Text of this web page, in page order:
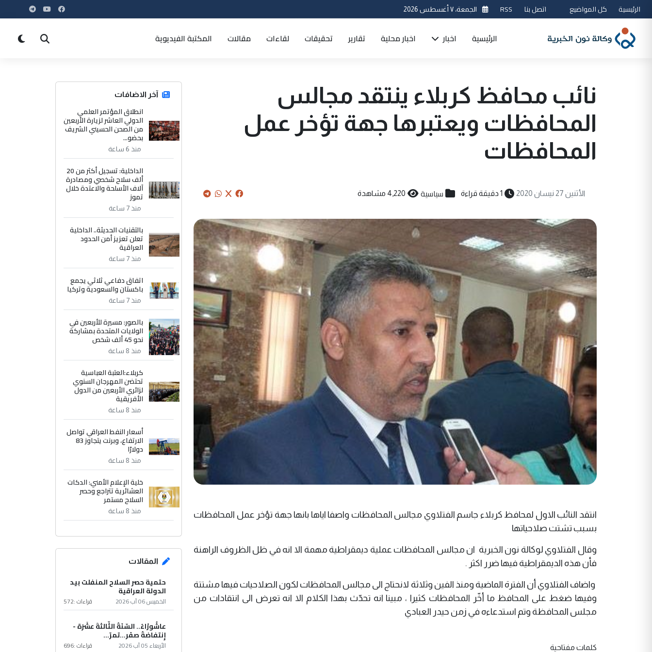
الرئيسية كل المواضيع اتصل بنا RSS الجمعة، ٧ أغسطس 2026
الرئيسية اخبار اخبار محلية تقارير تحقيقات لقاءات مقالات المكتبة الفيديوية
نائب محافظ كربلاء ينتقد مجالس
المحافظات ويعتبرها جهة تؤخر عمل
المحافظات
الأثنين 27 نيسان 2020 1 دقيقة قراءة سياسية 4,220 مشاهدة
انتقد النائب الاول لمحافظ كربلاء جاسم الفتلاوي مجالس المحافظات واصفا اياها بانها جهة تؤخر عمل المحافظات
بسبب تشتت صلاحياتها
وقال الفتلاوي لوكالة نون الخبرية ان مجالس المحافظات عملية ديمقراطية مهمة الا انه في ظل الظروف الراهنة
فأن هذه الديمقراطية فيها ضرر اكثر .
واضاف الفتلاوي أن الفترة الماضية ومنذ الفين وثلاثة لانحتاج الى مجالس المحافظات لكون الصلاحيات فيها مشتتة
وفيها ضغط على المحافظ ما أخّر المحافظات كثيرا ، مبينا انه تحدّث بهذا الكلام الا انه تعرض الى انتقادات من
مجلس المحافظة وتم استدعاءه في زمن حيدر العبادي
كلمات مفتاحية
آخر الاضافات
انطلاق المؤتمر العلمي
الدولي العاشر لزيارة الأربعين
من الصحن الحسيني الشريف
بحضو...
منذ 6 ساعة
الداخلية: تسجيل أكثر من 20
ألف سلاح شخصي ومصادرة
آلاف الأسلحة والاعتدة خلال
تموز
منذ 7 ساعة
بالتقنيات الحديثة.. الداخلية
تعلن تعزيز أمن الحدود
العراقية
منذ 7 ساعة
اتفاق دفاعي ثلاثي يجمع
باكستان والسعودية وتركيا
منذ 7 ساعة
بالصور: مسيرة للأربعين في
الولايات المتحدة بمشاركة
نحو 45 ألف شخص
منذ 8 ساعة
كربلاء:العتبة العباسية
تحتضن المهرجان السنوي
لزائري الأربعين من الدول
الأفريقية
منذ 8 ساعة
أسعار النفط العراقي تواصل
الارتفاع، وبرنت يتجاوز 83
دولارًا
منذ 8 ساعة
خلية الإعلام الأمني: الدكات
العشائرية تتراجع وحصر
السلاح مستمر
منذ 8 ساعة
المقالات
حتمية حصر السلاح المنفلت بيد
الدولة العراقية
الخميس 06 آب 2026 قراءات :572
عاشُورْاءُ.. السّنَةُ الثّالثةَ عشَرَة -
إِنتفاضةُ صفَر…تمرّ...
الأربعاء 05 آب 2026 قراءات :696